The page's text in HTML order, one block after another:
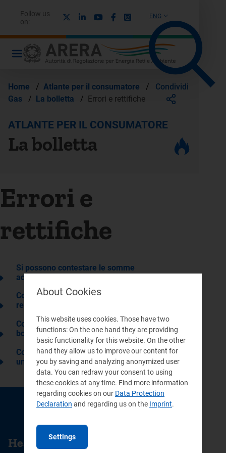
ENG
Follow us
on:
LinkedinYoutubeFacebook
Instagram
Home / Atlante per il consumatore
/
Gas
/ La bolletta / Errori e rettifiche
Condividi
ATLANTE PER IL CONSUMATORE
La bolletta
Errori e
rettifiche
Si possono contestare le somme
addebitate in bolletta?
Cosa deve contenere la risposta a un
reclamo sull’importo della bolletta?
Cosa può fare il cliente se riceve due
bollette per gli stessi consumi?
Cosa deve fare il venditore che ha emesso
una bolletta non dovuta?
CONTACTS
Head Office
About Cookies
This website uses cookies. Those have two
functions: On the one hand they are providing
basic functionality for this website. On the other
hand they allow us to improve our content for
you by saving and analyzing anonymized user
data. You can redraw your consent to using
these cookies at any time. Find more information
regarding cookies on our Data Protection
Declaration and regarding us on the Imprint.
Settings